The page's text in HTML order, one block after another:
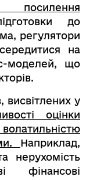
посилення
до
регулятори
на
моделей, що
у
оцінки
волатильністю
Наприклад,
нерухомість
фінансові